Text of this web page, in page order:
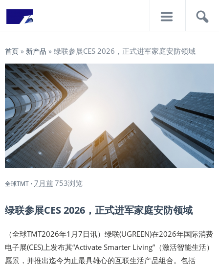
首页 » 新产品 » 绿联参展CES 2026，正式进军家庭安防领域
全球TMT • 7月前753浏览
绿联参展CES 2026，正式进军家庭安防领域
（全球TMT2026年1月7日讯）绿联(UGREEN)在2026年国际消费
电子展(CES)上发布其“Activate Smarter Living”（激活智能生活）
愿景，并推出迄今为止最具雄心的互联生活产品组合。包括